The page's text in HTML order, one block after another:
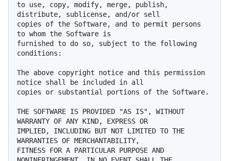
to use, copy, modify, merge, publish,
distribute, sublicense, and/or sell
copies of the Software, and to permit persons
to whom the Software is
furnished to do so, subject to the following
conditions:
The above copyright notice and this permission
notice shall be included in all
copies or substantial portions of the Software.
THE SOFTWARE IS PROVIDED "AS IS", WITHOUT
WARRANTY OF ANY KIND, EXPRESS OR
IMPLIED, INCLUDING BUT NOT LIMITED TO THE
WARRANTIES OF MERCHANTABILITY,
FITNESS FOR A PARTICULAR PURPOSE AND